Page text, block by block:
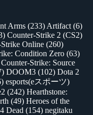
Arms (233) Artifact (6)
Counter-Strike 2 (CS2)
Online (260)
Condition Zero (63)
Counter-Strike: Source
DOOM3 (102) Dota 2
esports(eスポーツ)
(242) Hearthstone:
(49) Heroes of the
Dead (154) negitaku